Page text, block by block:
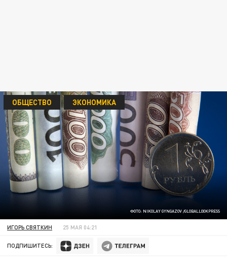
ФОТО: NIKOLAY GYNGAZOV /GLOBALLOOKPRESS
ОБЩЕСТВО ЭКОНОМИКА
ИГОРЬ СВЯТКИН 25 МАЯ 04:21
ПОДПИШИТЕСЬ: